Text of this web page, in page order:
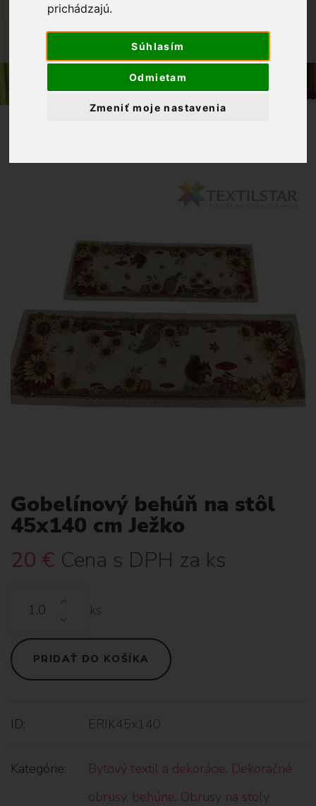
prichádzajú.
Súhlasím
Odmietam
Zmeniť moje nastavenia
OBRUSY NA STOLY
GOBELÍNOVÝ BEHÚŇ NA STÔL 45X140
CM JEŽKO
Gobelínový behúň na stôl
45x140 cm Ježko
20 € Cena s DPH za ks
ks
PRIDAŤ DO KOŠÍKA
ID: ERIK45x140
Kategórie: Bytový textil a dekorácie, Dekoračné
obrusy, behúne, Obrusy na stoly